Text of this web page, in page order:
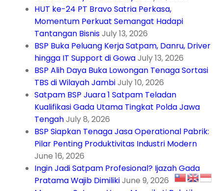
HUT ke-24 PT Bravo Satria Perkasa,
Momentum Perkuat Semangat Hadapi
Tantangan BisnisJuly 13, 2026
BSP Buka Peluang Kerja Satpam, Danru, Driver
hingga IT Support di GowaJuly 13, 2026
BSP Alih Daya Buka Lowongan Tenaga Sortasi
TBS di Wilayah JambiJuly 10, 2026
Satpam BSP Juara 1 Satpam Teladan
Kualifikasi Gada Utama Tingkat Polda Jawa
TengahJuly 8, 2026
BSP Siapkan Tenaga Jasa Operational Pabrik:
Pilar Penting Produktivitas Industri Modern
June 16, 2026
Ingin Jadi Satpam Profesional? Ijazah Gada
Pratama Wajib DimilikiJune 9, 2026